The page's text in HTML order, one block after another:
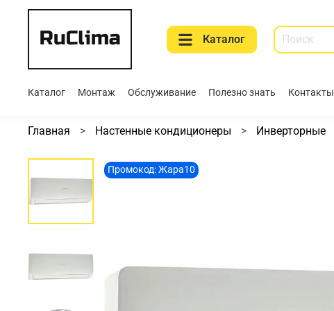
Каталог
Каталог Монтаж Обслуживание Полезно знать Контакты
Главная Настенные кондиционеры Инверторные
Промокод: Жара10